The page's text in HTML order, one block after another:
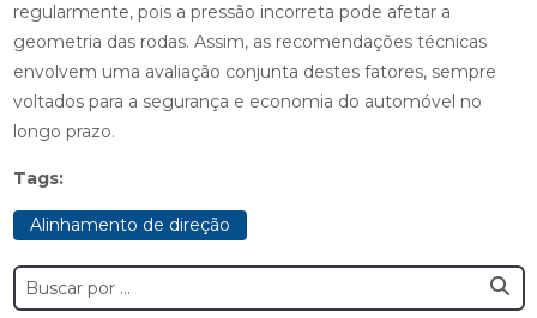
regularmente, pois a pressão incorreta pode afetar a
geometria das rodas. Assim, as recomendações técnicas
envolvem uma avaliação conjunta destes fatores, sempre
voltados para a segurança e economia do automóvel no
longo prazo.
Tags:
Alinhamento de direção